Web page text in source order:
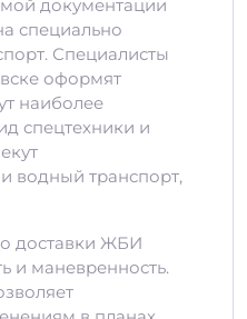
документации
специально
Специалисты
оформят
наиболее
спецтехники и
водный транспорт,
доставки ЖБИ
и маневренность.